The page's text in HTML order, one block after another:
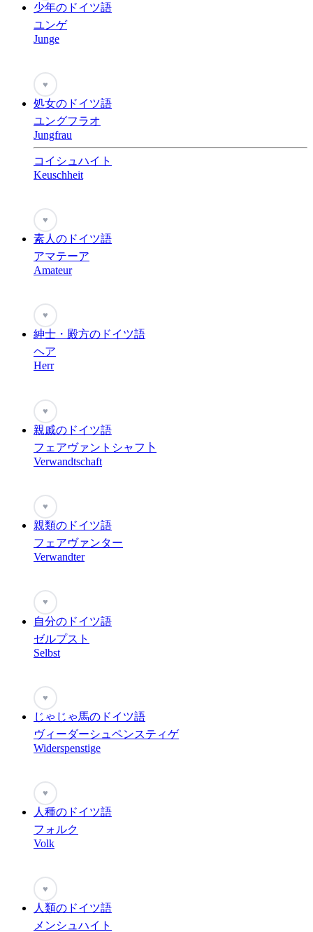
少年のドイツ語
ユンゲ
Junge
♥
処女のドイツ語
ユングフラオ
Jungfrau
コイシュハイト
Keuschheit
♥
素人のドイツ語
アマテーア
Amateur
♥
紳士・殿方のドイツ語
ヘア
Herr
♥
親戚のドイツ語
フェアヴァントシャフ卜
Verwandtschaft
♥
親類のドイツ語
フェアヴァンター
Verwandter
♥
自分のドイツ語
ゼルプスト
Selbst
♥
じゃじゃ馬のドイツ語
ヴィーダーシュペンスティゲ
Widerspenstige
♥
人種のドイツ語
フォルク
Volk
♥
人類のドイツ語
メンシュハイト